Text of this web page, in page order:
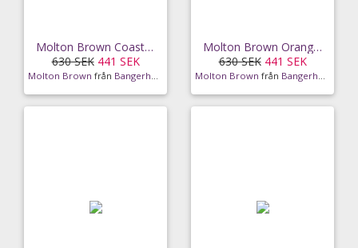
Molton Brown Coastal Cypress & Sea Fennel 1 Wick
630 SEK 441 SEK
Molton Brown från Bangerhead
Molton Brown Orange & Bergamot 1 Wick Candle
630 SEK 441 SEK
Molton Brown från Bangerhead